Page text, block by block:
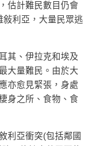
估計難民數目仍會
利亞，大量民眾逃
其、伊拉克和埃及
大量難民。由於大
亦愈見緊張，身處
身之所、食物、食
利亞衝突(包括鄰國